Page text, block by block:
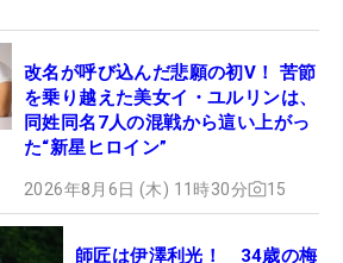
改名が呼び込んだ悲願の初V！ 苦節
を乗り越えた美女イ・ユルリンは、
同姓同名7人の混戦から這い上がっ
た“新星ヒロイン”
2026年8月6日 (木) 11時30分 15
師匠は伊澤利光！ 34歳の梅